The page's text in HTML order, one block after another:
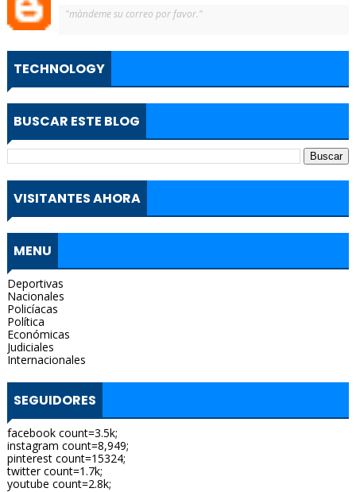
"màndeme su correo por favor."
TECHNOLOGY
BUSCAR ESTE BLOG
VISITANTES AHORA
MENU
Deportivas
Nacionales
Policíacas
Política
Económicas
Judiciales
Internacionales
SEGUIDORES
facebook count=3.5k;
instagram count=8,949;
pinterest count=15324;
twitter count=1.7k;
youtube count=2.8k;